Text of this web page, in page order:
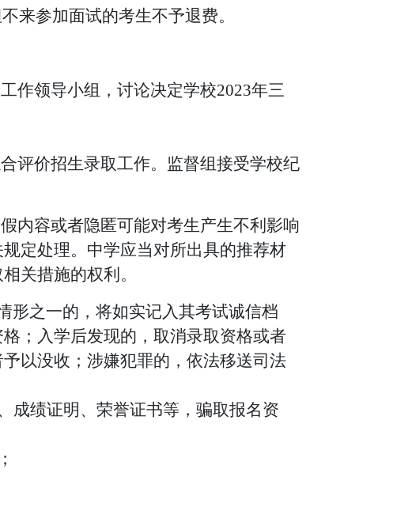
来参加面试的考生不予退费。
作领导小组，讨论决定学校2023年三
评价招生录取工作。监督组接受学校纪
内容或者隐匿可能对考生产生不利影响
定处理。中学应当对所出具的推荐材
关措施的权利。
形之一的，将如实记入其考试诚信档
；入学后发现的，取消录取资格或者
以没收；涉嫌犯罪的，依法移送司法
成绩证明、荣誉证书等，骗取报名资